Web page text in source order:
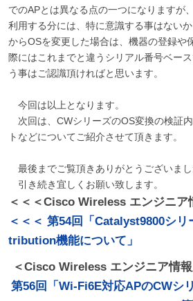
でのAPとは異なる点の一つになりますが
利用する分には、特に意識する事はない
からOSを変更した場合は、機器の登録や
際にはこれまでと違うシリアル番号ベー
う事はご認識頂ければと思います。
今回は以上となります。
次回は、CWシリーズのOS変換の検証
トなどについてご紹介させて頂きます。
最後までご覧頂きありがとうございまし
引き続き宜しくお願い致します。
＜＜＜Cisco Wireless エンジニア
＜＜＜ 第54回「Catalyst9800シ
tribution機能について」
＜Cisco Wireless エンジニア情
第56回「Wi-Fi6E対応APのCWシ